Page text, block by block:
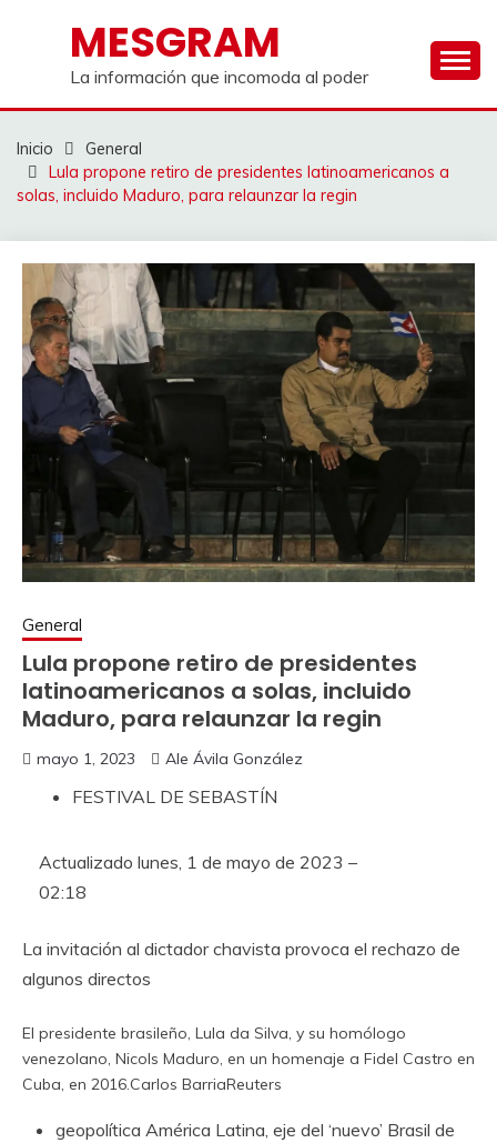
contenidoMESGRAM
La información que incomoda al poder
Inicio
General
Lula propone retiro de presidentes latinoamericanos a
solas, incluido Maduro, para relaunzar la regin
General
Lula propone retiro de presidentes
latinoamericanos a solas, incluido
Maduro, para relaunzar la regin
mayo 1, 2023 Ale Ávila González
FESTIVAL DE SEBASTÍN
Actualizado lunes, 1 de mayo de 2023 –
02:18
La invitación al dictador chavista provoca el rechazo de
algunos directos
El presidente brasileño, Lula da Silva, y su homólogo
venezolano, Nicols Maduro, en un homenaje a Fidel Castro en
Cuba, en 2016.Carlos BarriaReuters
geopolítica América Latina, eje del ‘nuevo’ Brasil de